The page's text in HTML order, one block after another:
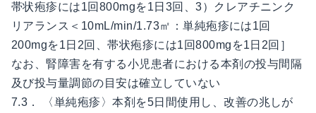
帯状疱疹には1回800mgを1日3回、3）クレアチニンク
リアランス＜10mL/min/1.73㎡：単純疱疹には1回
200mgを1日2回、帯状疱疹には1回800mgを1日2回］
なお、腎障害を有する小児患者における本剤の投与間隔
及び投与量調節の目安は確立していない
7.3． 〈単純疱疹〉本剤を5日間使用し、改善の兆しが